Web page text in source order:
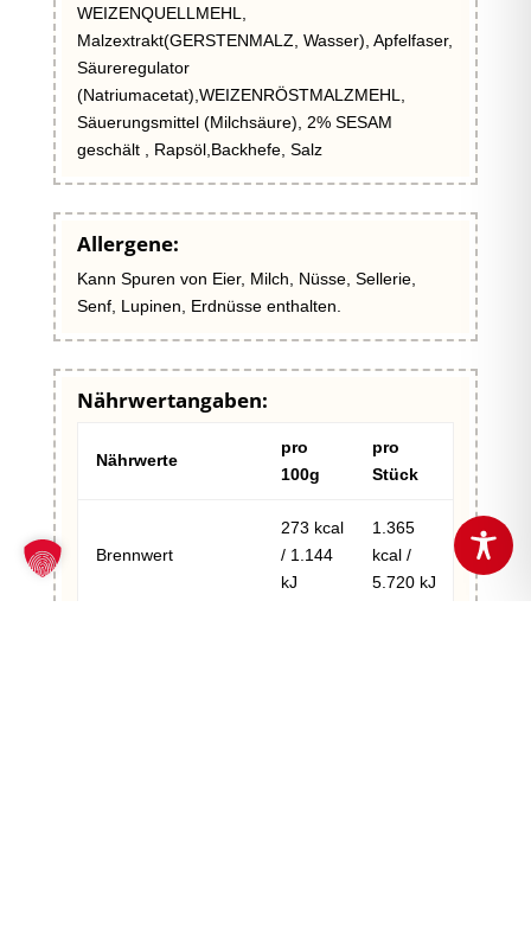
WEIZENQUELLMEHL,
Malzextrakt(GERSTENMALZ, Wasser), Apfelfaser,
Säureregulator
(Natriumacetat),WEIZENRÖSTMALZMEHL,
Säuerungsmittel (Milchsäure), 2% SESAM
geschält , Rapsöl,Backhefe, Salz
Allergene:
Kann Spuren von Eier, Milch, Nüsse, Sellerie,
Senf, Lupinen, Erdnüsse enthalten.
Nährwertangaben:
Nährwerte
pro
100g
pro
Stück
Brennwert
273 kcal
/ 1.144
kJ
1.365
kcal /
5.720 kJ